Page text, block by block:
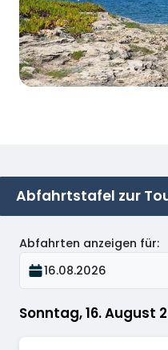
Abfahrtstafel zur
Sonntag, 16. August
Abfahrten anzeigen für:
16.08.2026